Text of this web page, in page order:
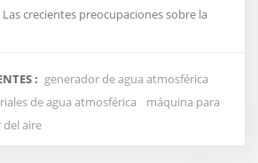
crecientes preocupaciones sobre la
personas a explorar formas nuevas e
agua potable. U...
: generador de agua atmosférica
de agua atmosférica
máquina para
aire